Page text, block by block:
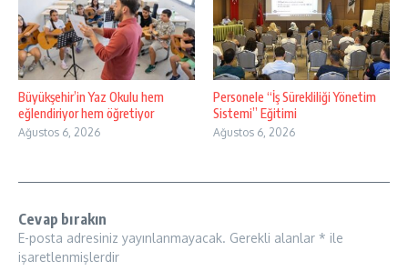
Büyükşehir’in Yaz Okulu hem
eğlendiriyor hem öğretiyor
Ağustos 6, 2026
Personele “İş Sürekliliği Yönetim
Sistemi” Eğitimi
Ağustos 6, 2026
Cevap bırakın
E-posta adresiniz yayınlanmayacak. Gerekli alanlar * ile
işaretlenmişlerdir